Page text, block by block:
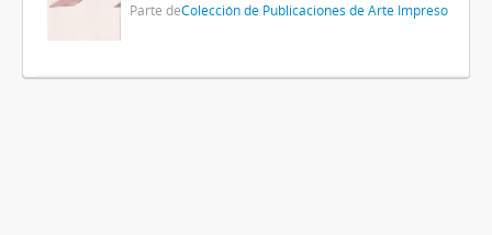
Parte deColección de Publicaciones de Arte Impreso